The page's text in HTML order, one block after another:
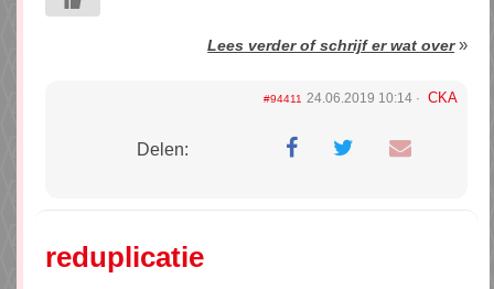
Lees verder of schrijf er wat over»
#94411 24.06.2019 10:14 CKA
Delen:
reduplicatie